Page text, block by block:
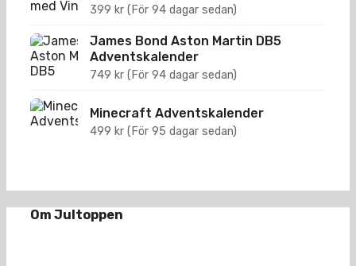
399 kr (För 94 dagar sedan)
James Bond Aston Martin DB5
Adventskalender
749 kr (För 94 dagar sedan)
Minecraft Adventskalender
499 kr (För 95 dagar sedan)
Om Jultoppen